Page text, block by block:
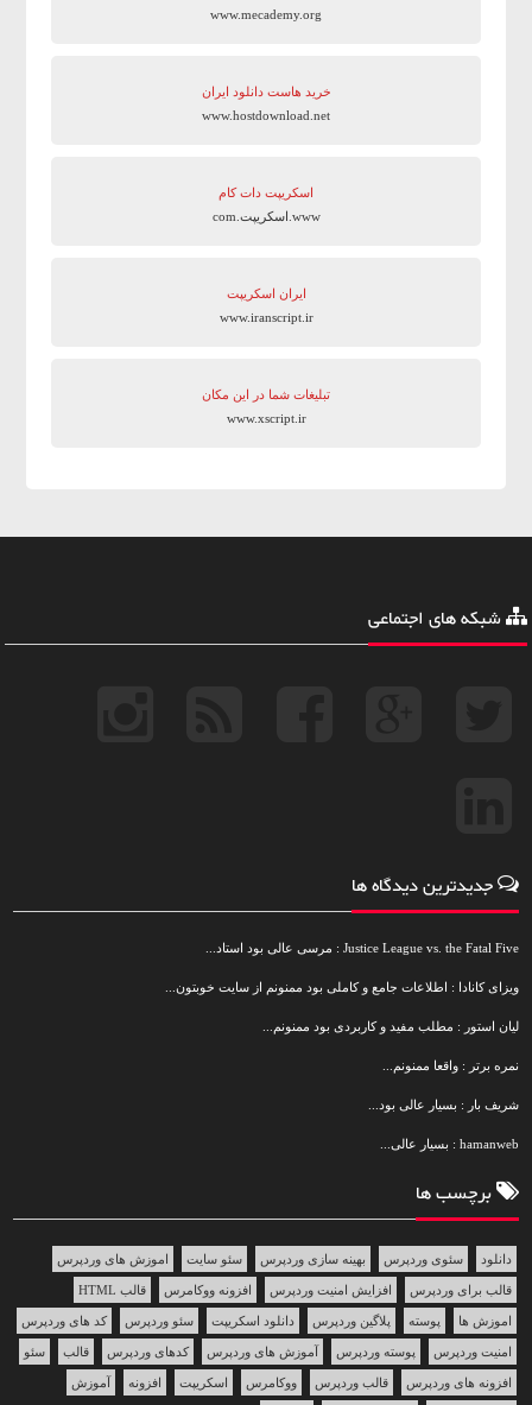
www.mecademy.org
خرید هاست دانلود ایران
www.hostdownload.net
اسکریپت دات کام
www.اسکریپت.com
ایران اسکریپت
www.iranscript.ir
تبلیغات شما در این مکان
www.xscript.ir
شبکه های اجتماعی
جدیدترین دیدگاه ها
Justice League vs. the Fatal Five : مرسی عالی بود استاد...
ویزای کانادا : اطلاعات جامع و کاملی بود ممنونم از سایت خوبتون...
لیان استور : مطلب مفید و کاربردی بود ممنونم...
نمره برتر : واقعا ممنونم...
شریف بار : بسیار عالی بود...
hamanweb : بسیار عالی...
برچسب ها
دانلود سئوی وردپرس بهینه سازی وردپرس سئو سایت اموزش های وردپرس
قالب برای وردپرس افزایش امنیت وردپرس افزونه ووکامرس قالب HTML
اموزش ها پوسته پلاگین وردپرس دانلود اسکریپت سئو وردپرس کد های وردپرس
امنیت وردپرس پوسته وردپرس آموزش های وردپرس کدهای وردپرس قالب سئو
افزونه های وردپرس قالب وردپرس ووکامرس اسکریپت افزونه آموزش